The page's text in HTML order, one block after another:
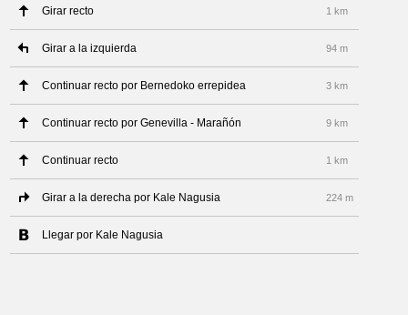
Girar recto 1 km
Girar a la izquierda 94 m
Continuar recto por Bernedoko errepidea 3 km
Continuar recto por Genevilla - Marañón 9 km
Continuar recto 1 km
Girar a la derecha por Kale Nagusia 224 m
Llegar por Kale Nagusia